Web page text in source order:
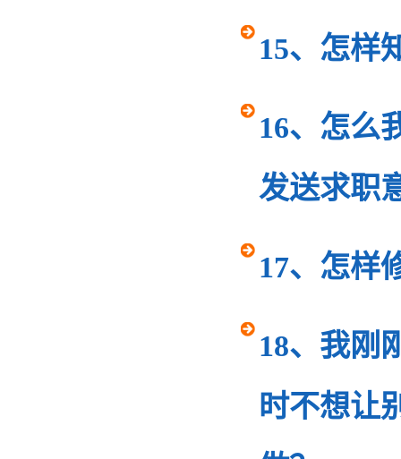
15、怎样
16、怎么
发送求职
17、怎样
18、我刚
时不想让